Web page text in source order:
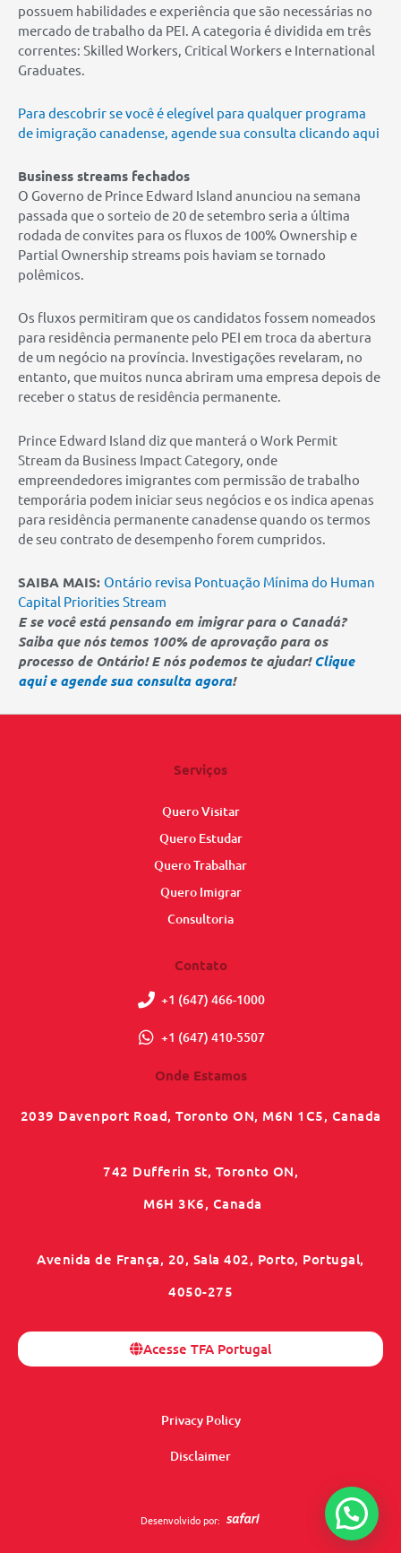
possuem habilidades e experiência que são necessárias no
mercado de trabalho da PEI. A categoria é dividida em três
correntes: Skilled Workers, Critical Workers e International
Graduates.
Para descobrir se você é elegível para qualquer programa
de imigração canadense, agende sua consulta clicando aqui
Business streams fechados
O Governo de Prince Edward Island anunciou na semana
passada que o sorteio de 20 de setembro seria a última
rodada de convites para os fluxos de 100% Ownership e
Partial Ownership streams pois haviam se tornado
polêmicos.
Os fluxos permitiram que os candidatos fossem nomeados
para residência permanente pelo PEI em troca da abertura
de um negócio na província. Investigações revelaram, no
entanto, que muitos nunca abriram uma empresa depois de
receber o status de residência permanente.
Prince Edward Island diz que manterá o Work Permit
Stream da Business Impact Category, onde
empreendedores imigrantes com permissão de trabalho
temporária podem iniciar seus negócios e os indica apenas
para residência permanente canadense quando os termos
de seu contrato de desempenho forem cumpridos.
SAIBA MAIS: Ontário revisa Pontuação Mínima do Human
Capital Priorities Stream
E se você está pensando em imigrar para o Canadá?
Saiba que nós temos 100% de aprovação para os
processo de Ontário! E nós podemos te ajudar!Clique
aqui e agende sua consulta agora!
Serviços
Quero Visitar
Quero Estudar
Quero Trabalhar
Quero Imigrar
Consultoria
Contato
+1 (647) 466-1000
+1 (647) 410-5507
Onde Estamos
2039 Davenport Road, Toronto ON, M6N 1C5, Canada
742 Dufferin St, Toronto ON,
M6H 3K6, Canada
Avenida de França, 20, Sala 402, Porto, Portugal,
4050-275
Acesse TFA Portugal
Privacy Policy
Disclaimer
Desenvolvido por: